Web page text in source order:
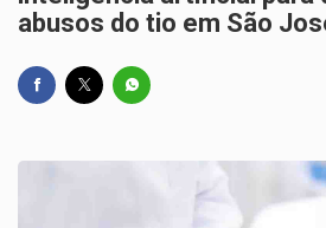
abusos do tio em São